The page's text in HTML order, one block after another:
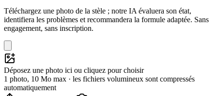
Téléchargez une photo de la stèle ; notre IA évaluera son état,
identifiera les problèmes et recommandera la formule adaptée. Sans
engagement, sans inscription.
Déposez une photo ici ou cliquez pour choisir
1 photo, 10 Mo max · les fichiers volumineux sont compressés
automatiquement